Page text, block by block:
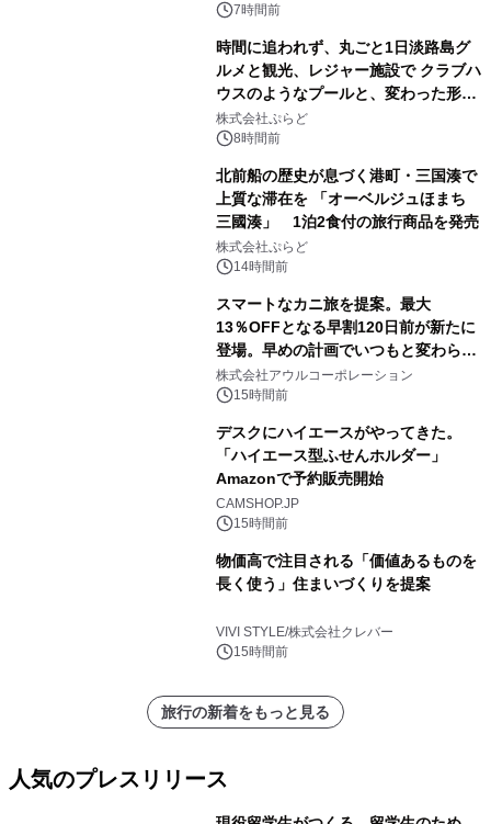
7時間前
時間に追われず、丸ごと1日淡路島グ
ルメと観光、レジャー施設で クラブハ
ウスのようなプールと、変わった形の
サウナも 「THE BOXY AWAJI」のお
得な素泊まり連泊プランで
株式会社ぷらど
8時間前
北前船の歴史が息づく港町・三国湊で
上質な滞在を 「オーベルジュほまち
三國湊」 1泊2食付の旅行商品を発売
株式会社ぷらど
14時間前
スマートなカニ旅を提案。最大
13％OFFとなる早割120日前が新たに
登場。早めの計画でいつもと変わらぬ
大人の冬旅を。ー夕日ヶ浦温泉「佳松
苑 別邸ふうか」ー
株式会社アウルコーポレーション
15時間前
デスクにハイエースがやってきた。
「ハイエース型ふせんホルダー」
Amazonで予約販売開始
CAMSHOP.JP
15時間前
物価高で注目される「価値あるものを
長く使う」住まいづくりを提案
VIVI STYLE/株式会社クレバー
15時間前
旅行の新着をもっと見る
人気のプレスリリース